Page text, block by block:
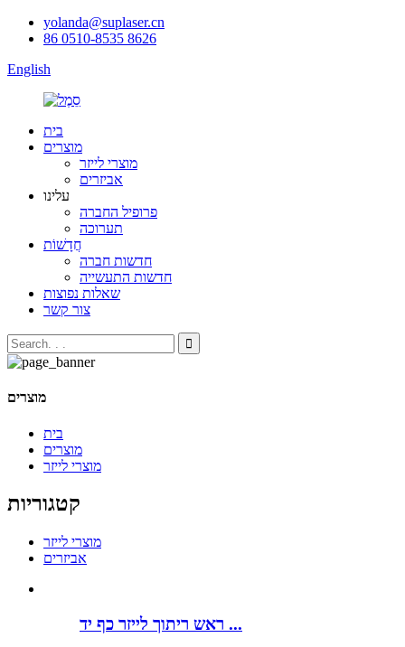
yolanda@suplaser.cn
86 0510-8535 8626
English
בית
מוצרים
מוצרי לייזר
אביזרים
עלינו
פרופיל החברה
תערוכה
חֲדָשׁוֹת
חדשות חברה
חדשות התעשייה
שאלות נפוצות
צור קשר
מוצרים
בית
מוצרים
מוצרי לייזר
קטגוריות
מוצרי לייזר
אביזרים
ראש ריתוך לייזר כף יד ...